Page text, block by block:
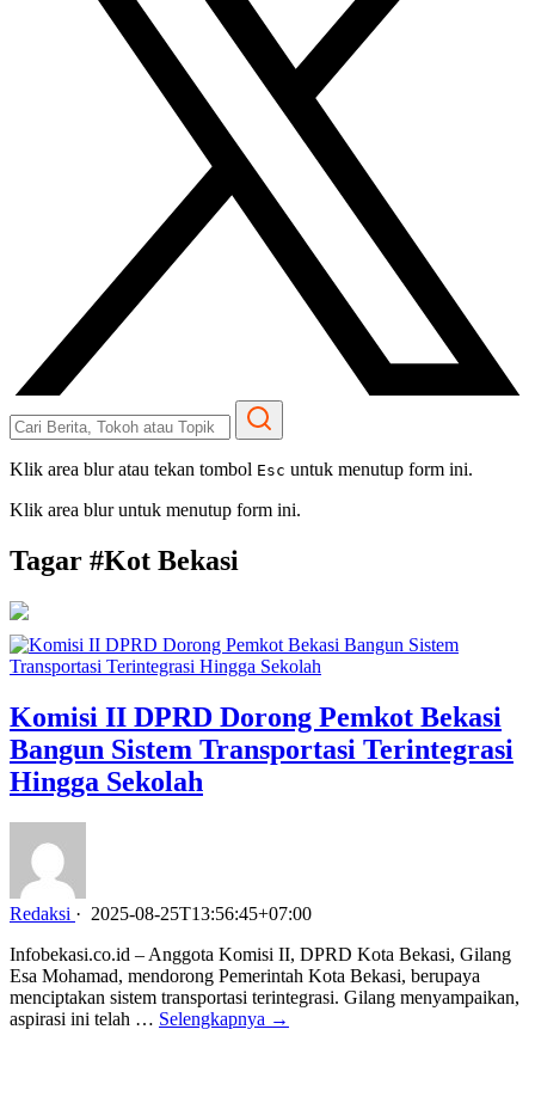
Klik area blur atau tekan tombol Esc untuk menutup form ini.
Klik area blur untuk menutup form ini.
Tagar #Kot Bekasi
Komisi II DPRD Dorong Pemkot Bekasi
Bangun Sistem Transportasi Terintegrasi
Hingga Sekolah
Redaksi · 2025-08-25T13:56:45+07:00
Infobekasi.co.id – Anggota Komisi II, DPRD Kota Bekasi, Gilang
Esa Mohamad, mendorong Pemerintah Kota Bekasi, berupaya
menciptakan sistem transportasi terintegrasi. Gilang menyampaikan,
aspirasi ini telah … Selengkapnya →